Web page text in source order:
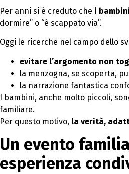
Per anni si è creduto che i
dormire” o “è scappato via”.
Oggi le ricerche nel campo dello
evitare l’argomento non
la menzogna, se scoperta,
la narrazione fantastica
I bambini, anche molto piccoli,
familiare.
Per questo motivo, la verità,
Un evento
esperienza